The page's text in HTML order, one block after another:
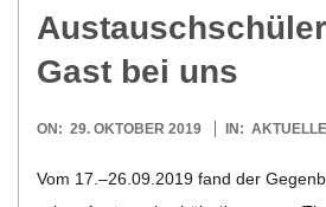
O
R
E
Gast bei uns
2019-
ON: 29. OKTOBER 2019 IN:
Vom 17.–26.09.2019 fand der